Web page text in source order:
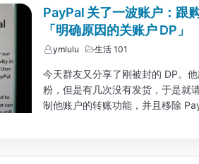
PayPal 关了一波账户：跟
「明确原因的关账户 DP」
ymlulu 生活 101
今天群友又分享了刚被封的 DP。
粉，但是有几次没有发货，于是就
制他账户的转账功能，并且移除